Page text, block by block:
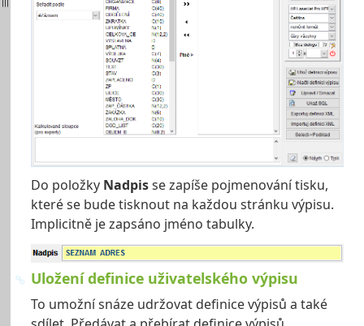
Do položky Nadpisse zapíše pojmenování tisku,
které se bude tisknout na každou stránku výpisu.
Implicitně je zapsáno jméno tabulky.
Uložení definice uživatelského výpisu
To umožní snáze udržovat definice výpisů a také